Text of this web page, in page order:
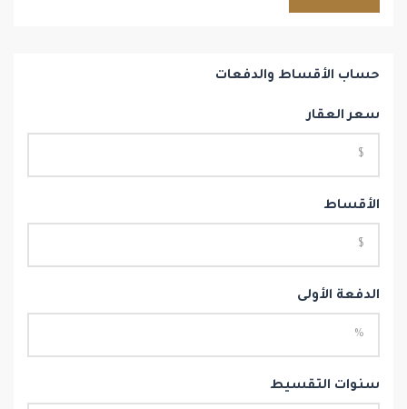
حساب الأقساط والدفعات
سعر العقار
الأقساط
الدفعة الأولى
سنوات التقسيط